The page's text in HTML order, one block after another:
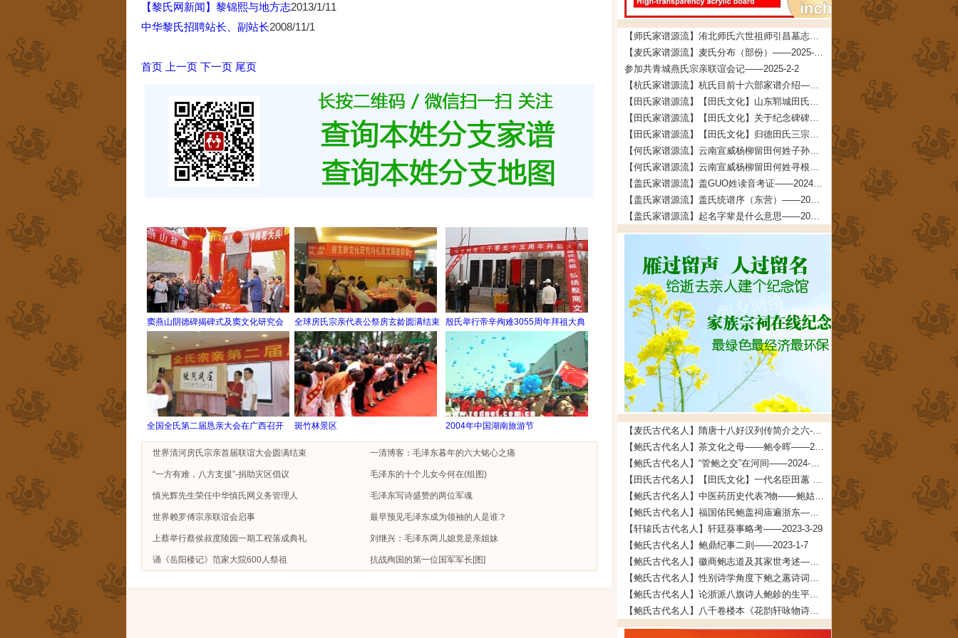
【师氏家谱源流】洧北师氏六世祖师引昌墓志铭——2026-4-5
【麦氏家谱源流】麦氏分布（部份）——2025-3-5
参加共青城燕氏宗亲联谊会记——2025-2-2
【杭氏家谱源流】杭氏目前十六部家谱介绍——2024-5-22
【田氏家谱源流】【田氏文化】山东郓城田氏——2024-5-18
【田氏家谱源流】【田氏文化】关于纪念碑碑文的说明——2024-4-13
【田氏家谱源流】【田氏文化】归德田氏三宗支：“三田一家”的考证依据及考证过程——2024-4-4
【何氏家谱源流】云南宣威杨柳留田何姓子孙寻根启示——2024-3-6
【何氏家谱源流】云南宣威杨柳留田何姓寻根启示——2024-3-6
【盖氏家谱源流】盖GUO姓读音考证——2024-2-26
【盖氏家谱源流】盖氏统谱序（东营）——2024-2-7
【盖氏家谱源流】起名字辈是什么意思——2024-2-6
【麦氏古代名人】隋唐十八好汉列传简介之六--麦氏始祖铁杖公——2025-5-23
【鲍氏古代名人】茶文化之母——鲍令晖——2024-2-5
【鲍氏古代名人】“管鲍之交”在河间——2024-1-14
【田氏古代名人】【田氏文化】一代名臣田蕙 文/田福宏——2023-8-26
【鲍氏古代名人】中医药历史代表?物——鲍姑——2023-7-16
【鲍氏古代名人】福国佑民鲍盖祠庙遍浙东——2023-7-16
【轩辕氏古代名人】轩廷葵事略考——2023-3-29
【鲍氏古代名人】鲍鼎纪事二则——2023-1-7
【鲍氏古代名人】徽商鲍志道及其家世考述——2023-1-7
【鲍氏古代名人】性别诗学角度下鲍之蕙诗词创作研究——2022-12-25
【鲍氏古代名人】论浙派八旗诗人鲍鉁的生平、创作与交游——2022-12-25
【鲍氏古代名人】八千卷楼本《花韵轩咏物诗存》的文献及文学价值兼及鲍廷博诗词辑佚——2022-12-25
【黎氏网新闻】黎锦熙与地方志2013/1/11
中华黎氏招聘站长、副站长2008/11/1
首页 上一页 下一页 尾页
窦燕山阴德碑揭碑式及窦文化研究会 全球房氏宗亲代表公祭房玄龄圆满结束 殷氏举行帝辛殉难3055周年拜祖大典
全国全氏第二届恳亲大会在广西召开 斑竹林景区 2004年中国湖南旅游节
世界清河房氏宗亲首届联谊大会圆满结束 一清博客：毛泽东暮年的六大铭心之痛
“一方有难，八方支援”-捐助灾区倡议 毛泽东的十个儿女今何在(组图)
慎光辉先生荣任中华慎氏网义务管理人 毛泽东写诗盛赞的两位军魂
世界赖罗傅宗亲联谊会启事 最早预见毛泽东成为领袖的人是谁？
上蔡举行蔡侯叔度陵园一期工程落成典礼 刘继兴：毛泽东两儿媳竟是亲姐妹
诵《岳阳楼记》范家大院600人祭祖 抗战殉国的第一位国军军长[图]